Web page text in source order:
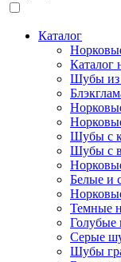
Каталог
Каталог
Шубы из
Шубы с
Шубы с
Белые и
Темные
Голубые
Серые
Шубы